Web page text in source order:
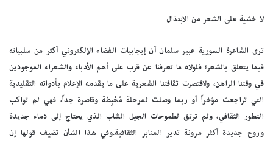
لا خشية على الشعر من الابتذال
ترى الشاعرة السورية عبير سلمان أن إيجابيات الفضاء الإلكتروني أكثر من سلبياته
فيما يتعلق بالشعر؛ فلولاه ما تعرفنا عن قرب على أهم الأدباء والشعراء الموجودين
في وقتنا الراهن، ولاقتصرت ثقافتنا الشعرية على ما يقدمه الإعلام بأدواته التقليدية
التي تراجعت مؤخراً أو ربما وصلت لمرحلة مُحْبِطة وقاصرة جداً، فهي لم تواكب
التطور الثقافي، ولم ترتق لطموحات الجيل الشاب الذي يحتاج إلى دماء جديدة
وروح جديدة أكثر مرونة تدير المنابر الثقافية.وفي هذا الشأن تضيف قولها إن